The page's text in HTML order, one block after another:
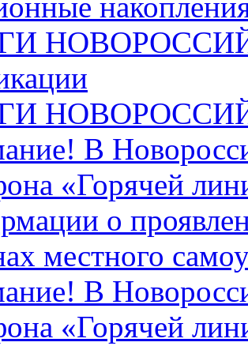
В
«Горячей
о
местного
В
«Горячей